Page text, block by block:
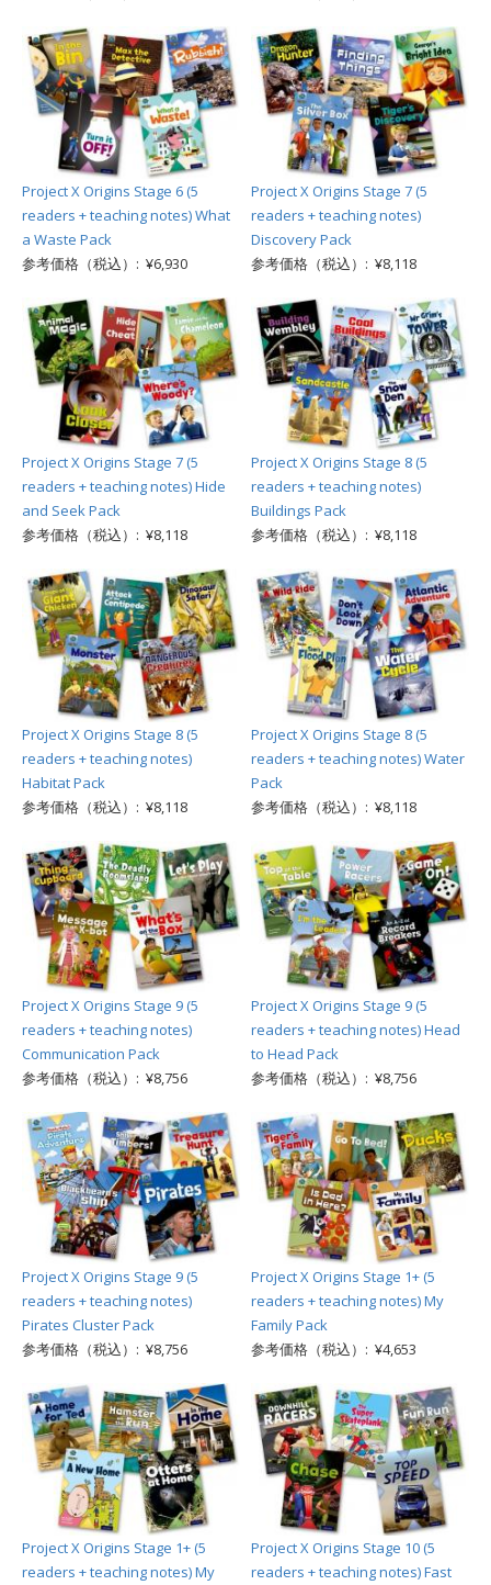
Project X Origins Stage 6 (5
readers + teaching notes) What
a Waste Pack
参考価格（税込）: ¥6,930
Project X Origins Stage 7 (5
readers + teaching notes)
Discovery Pack
参考価格（税込）: ¥8,118
Project X Origins Stage 7 (5
readers + teaching notes) Hide
and Seek Pack
参考価格（税込）: ¥8,118
Project X Origins Stage 8 (5
readers + teaching notes)
Buildings Pack
参考価格（税込）: ¥8,118
Project X Origins Stage 8 (5
readers + teaching notes)
Habitat Pack
参考価格（税込）: ¥8,118
Project X Origins Stage 8 (5
readers + teaching notes) Water
Pack
参考価格（税込）: ¥8,118
Project X Origins Stage 9 (5
readers + teaching notes)
Communication Pack
参考価格（税込）: ¥8,756
Project X Origins Stage 9 (5
readers + teaching notes) Head
to Head Pack
参考価格（税込）: ¥8,756
Project X Origins Stage 9 (5
readers + teaching notes)
Pirates Cluster Pack
参考価格（税込）: ¥8,756
Project X Origins Stage 1+ (5
readers + teaching notes) My
Family Pack
参考価格（税込）: ¥4,653
Project X Origins Stage 1+ (5
readers + teaching notes) My
Project X Origins Stage 10 (5
readers + teaching notes) Fast